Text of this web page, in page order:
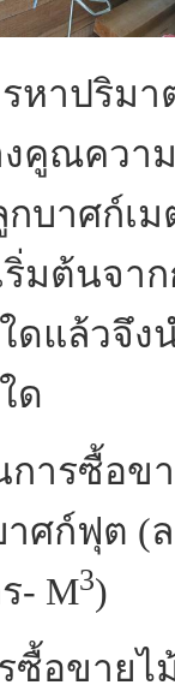
หาปริม
งคูณควา
กบาศก์เ
ริ่มต้นจา
ดแล้วจึ
ด
การซื้อข
าศก์ฟุต (
- M3)
ซื้อขายไ